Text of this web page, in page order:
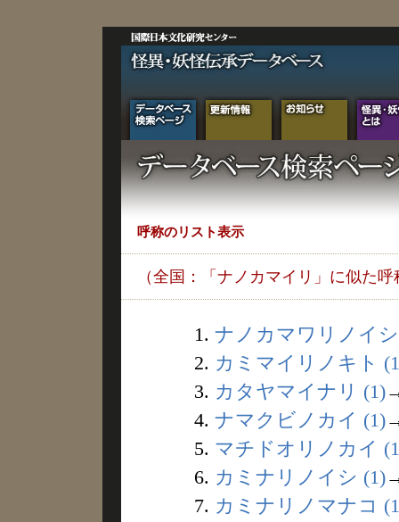
呼称のリスト表示
（全国：「ナノカマイリ」に似た呼
1. ナノカマワリノイ
2. カミマイリノキト
3. カタヤマイナリ (1)
4. ナマクビノカイ (1)
5. マチドオリノカイ
6. カミナリノイシ (1)
7. カミナリノマナコ